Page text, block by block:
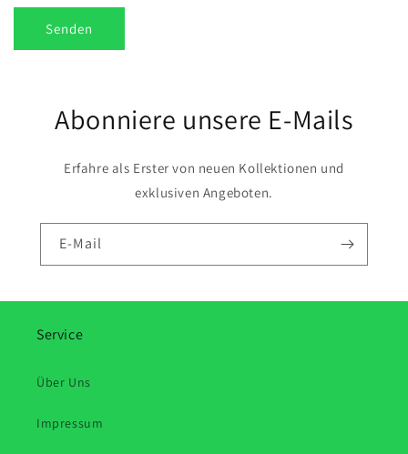
l
Senden
Abonniere unsere E-Mails
Erfahre als Erster von neuen Kollektionen und
exklusiven Angeboten.
E-Mail
Service
Über Uns
Impressum